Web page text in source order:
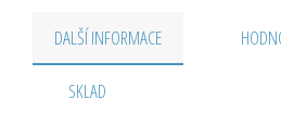
DALŠÍ INFORMACE
SKLAD